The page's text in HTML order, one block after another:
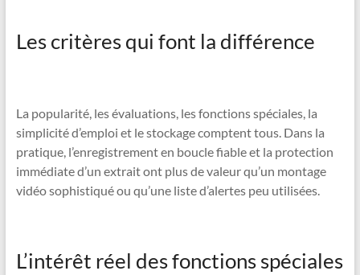
Les critères qui font la différence
La popularité, les évaluations, les fonctions spéciales, la
simplicité d’emploi et le stockage comptent tous. Dans la
pratique, l’enregistrement en boucle fiable et la protection
immédiate d’un extrait ont plus de valeur qu’un montage
vidéo sophistiqué ou qu’une liste d’alertes peu utilisées.
L’intérêt réel des fonctions spéciales